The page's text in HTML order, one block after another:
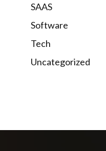
SAAS
Software
Tech
Uncategorized